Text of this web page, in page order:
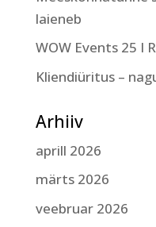
laieneb
WOW Events 25 I
Kliendiüritus –
Arhiiv
aprill 2026
märts 2026
veebruar 2026